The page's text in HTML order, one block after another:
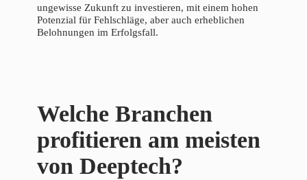
ungewisse Zukunft zu investieren, mit einem hohen
Potenzial für Fehlschläge, aber auch erheblichen
Belohnungen im Erfolgsfall.
Welche Branchen
profitieren am meisten
von Deeptech?